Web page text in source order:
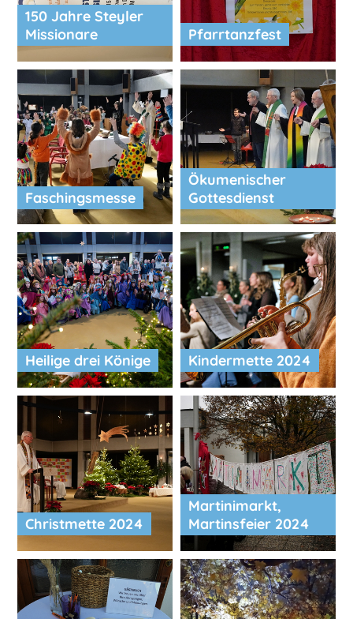
150 Jahre Steyler
Missionare
Pfarrtanzfest
Faschingsmesse
Ökumenischer
Gottesdienst
Heilige drei Könige Kindermette 2024
Christmette 2024
Martinimarkt,
Martinsfeier 2024